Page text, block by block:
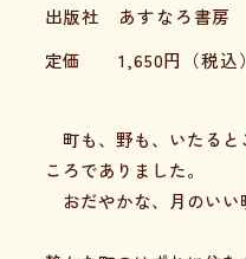
出版社
あすなろ書房
定価
1,650円（税込）
町も、野も、いたると
ころでありました。
おだやかな、月のいい